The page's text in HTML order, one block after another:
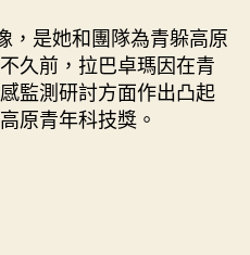
院
體
檢
高
原
，是她和團隊為青躲高原
久前，拉巴卓瑪因在青
監測研討方面作出凸起
原青年科技獎。